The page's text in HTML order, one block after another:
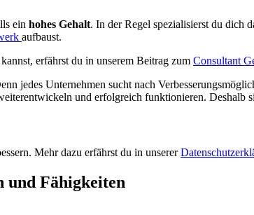
ein hohes Gehalt. In der Regel spezialisierst du dich
aufbaust.
erfährst du in unserem Beitrag zum Consultant
jedes Unternehmen sucht nach
und erfolgreich funktionieren. Deshalb
Mehr dazu erfährst du in unserer
und Fähigkeiten